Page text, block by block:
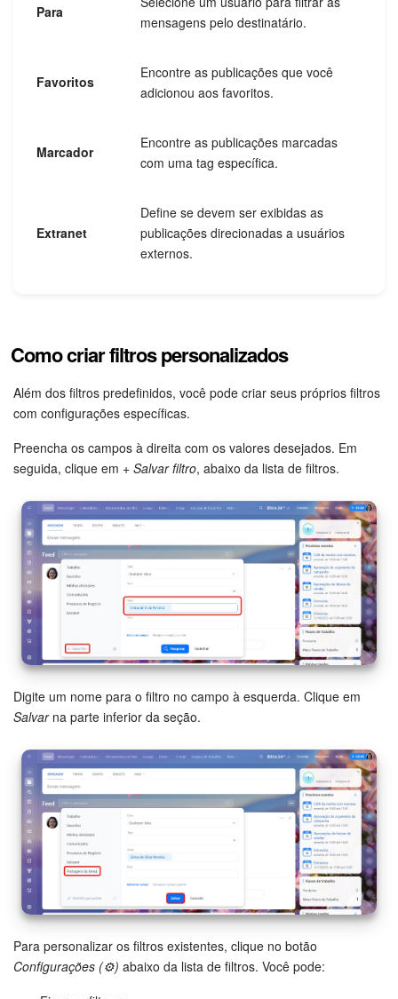
Para
mensagens pelo destinatário.
Favoritos
Encontre as publicações que você
adicionou aos favoritos.
Marcador
Encontre as publicações marcadas
com uma tag específica.
Extranet
Define se devem ser exibidas as
publicações direcionadas a usuários
externos.
Como criar filtros personalizados
Além dos filtros predefinidos, você pode criar seus próprios filtros
com configurações específicas.
Preencha os campos à direita com os valores desejados. Em
seguida, clique em + Salvar filtro, abaixo da lista de filtros.
Digite um nome para o filtro no campo à esquerda. Clique em
Salvarna parte inferior da seção.
Para personalizar os filtros existentes, clique no botão
Configurações (⚙️) abaixo da lista de filtros. Você pode: